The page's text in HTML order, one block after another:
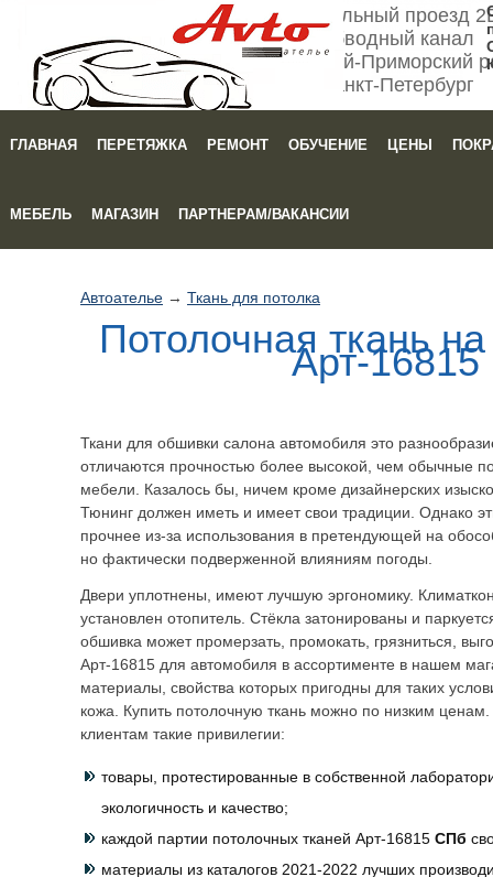
Мебельный проезд
Обводный канал
Кировский-Приморский
Санкт-Петербург
ГЛАВНАЯ ПЕРЕТЯЖКА РЕМОНТ ОБУЧЕНИЕ ЦЕНЫ
МЕБЕЛЬ МАГАЗИН ПАРТНЕРАМ/ВАКАНСИИ
Автоателье → Ткань для потолка
Потолочная ткань
Арт-16815
Ткани для обшивки салона автомобиля это
отличаются прочностью более высокой, чем обычные
мебели. Казалось бы, ничем кроме дизайнерских
Тюнинг должен иметь и имеет свои традиции. Однако
прочнее из-за использования в претендующей на
но фактически подверженной влияниям погоды.
Двери уплотнены, имеют лучшую эргономику.
установлен отопитель. Стёкла затонированы и
обшивка может промерзать, промокать, грязниться,
Арт-16815 для автомобиля в ассортименте в нашем
материалы, свойства которых пригодны для таких
кожа. Купить потолочную ткань можно по низким
клиентам такие привилегии:
товары, протестированные в собственной
экологичность и качество;
каждой партии потолочных тканей Арт-16815 СПб
материалы из каталогов 2021-2022 лучших